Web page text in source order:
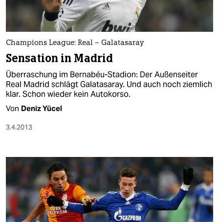
Champions League: Real – Galatasaray
Sensation in Madrid
Überraschung im Bernabéu-Stadion: Der Außenseiter
Real Madrid schlägt Galatasaray. Und auch noch ziemlich
klar. Schon wieder kein Autokorso.
Von Deniz Yücel
3.4.2013